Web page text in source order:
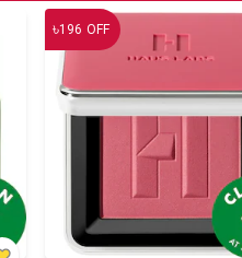
৳196 OFF